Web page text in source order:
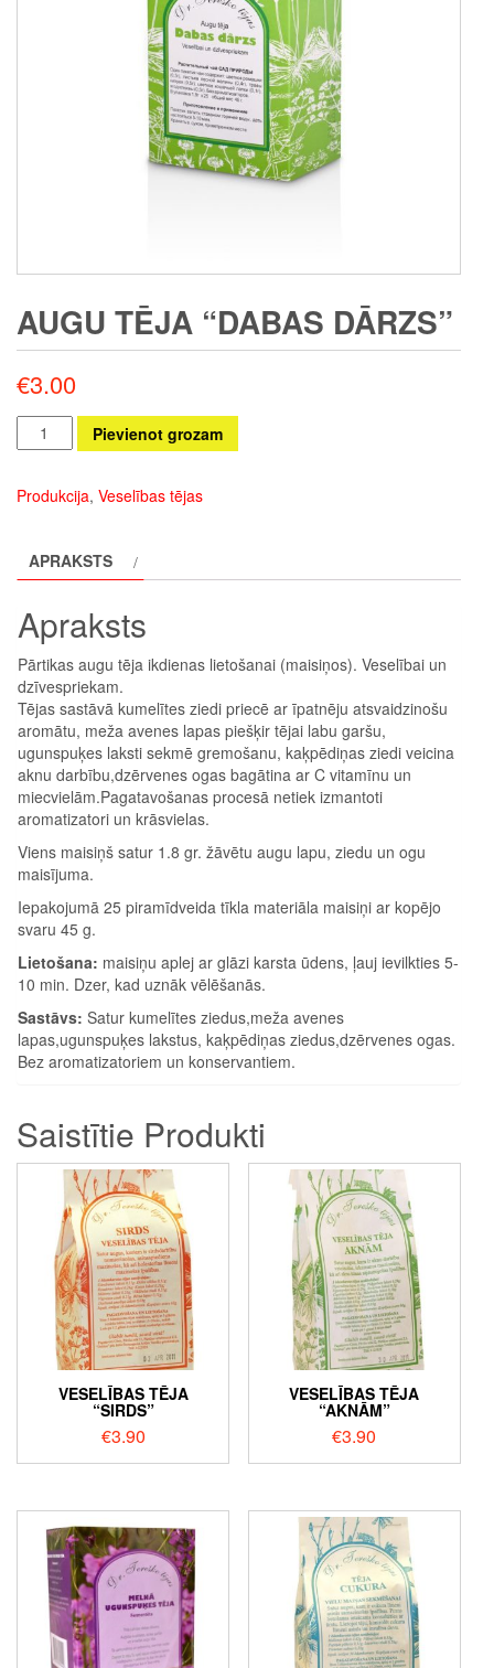
AUGU TĒJA “DABAS DĀRZS”
€3.00
Augu
tēja
Pievienot grozam
Produkcija, Veselības tējas
APRAKSTS
Apraksts
Pārtikas augu tēja ikdienas lietošanai (maisiņos). Veselībai un
dzīvespriekam.
Tējas sastāvā kumelītes ziedi priecē ar īpatnēju atsvaidzinošu
aromātu, meža avenes lapas piešķir tējai labu garšu,
ugunspuķes laksti sekmē gremošanu, kaķpēdiņas ziedi veicina
aknu darbību,dzērvenes ogas bagātina ar C vitamīnu un
miecvielām.Pagatavošanas procesā netiek izmantoti
aromatizatori un krāsvielas.
Viens maisiņš satur 1.8 gr. žāvētu augu lapu, ziedu un ogu
maisījuma.
Iepakojumā 25 piramīdveida tīkla materiāla maisiņi ar kopējo
svaru 45 g.
Lietošana: maisiņu aplej ar glāzi karsta ūdens, ļauj ievilkties 5-
10 min. Dzer, kad uznāk vēlēšanās.
Sastāvs: Satur kumelītes ziedus,meža avenes
lapas,ugunspuķes lakstus, kaķpēdiņas ziedus,dzērvenes ogas.
Bez aromatizatoriem un konservantiem.
Saistītie Produkti
VESELĪBAS TĒJA
“SIRDS”
€3.90
VESELĪBAS TĒJA
“AKNĀM”
€3.90